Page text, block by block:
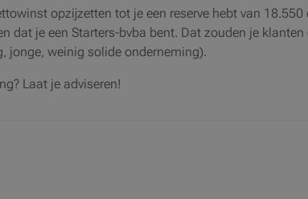
opzijzetten tot je een reserve hebt van 18.550
dat je een Starters-bvba bent. Dat zouden je klanten
jonge, weinig solide onderneming).
Laat je adviseren!